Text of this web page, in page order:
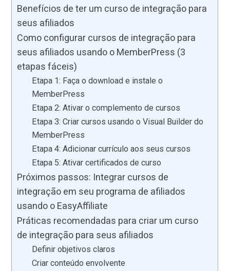
Benefícios de ter um curso de integração para
seus afiliados
Como configurar cursos de integração para
seus afiliados usando o MemberPress (3
etapas fáceis)
Etapa 1: Faça o download e instale o
MemberPress
Etapa 2: Ativar o complemento de cursos
Etapa 3: Criar cursos usando o Visual Builder do
MemberPress
Etapa 4: Adicionar currículo aos seus cursos
Etapa 5: Ativar certificados de curso
Próximos passos: Integrar cursos de
integração em seu programa de afiliados
usando o EasyAffiliate
Práticas recomendadas para criar um curso
de integração para seus afiliados
Definir objetivos claros
Criar conteúdo envolvente